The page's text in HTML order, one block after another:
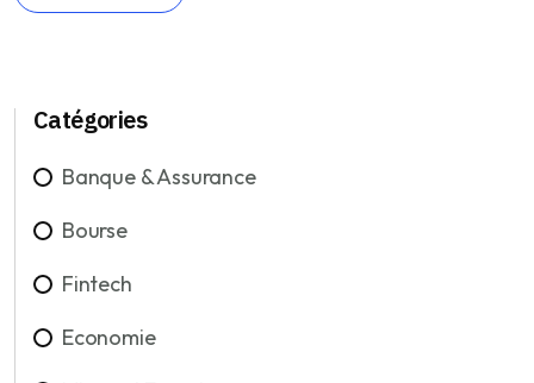
Catégories
Banque & Assurance
Bourse
Fintech
Economie